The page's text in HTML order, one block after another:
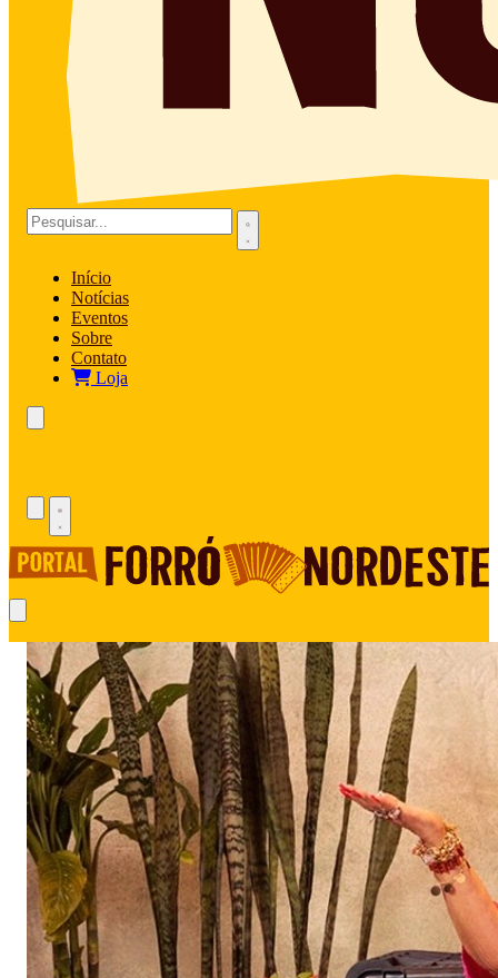
Início
Notícias
Eventos
Sobre
Contato
Loja